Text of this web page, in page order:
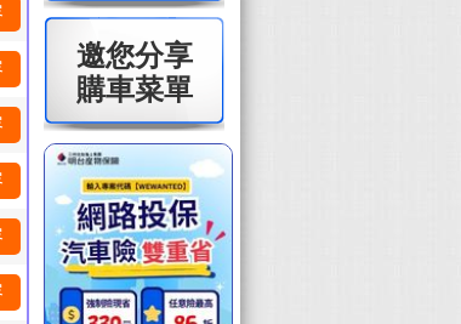
邀您分享
購車菜單